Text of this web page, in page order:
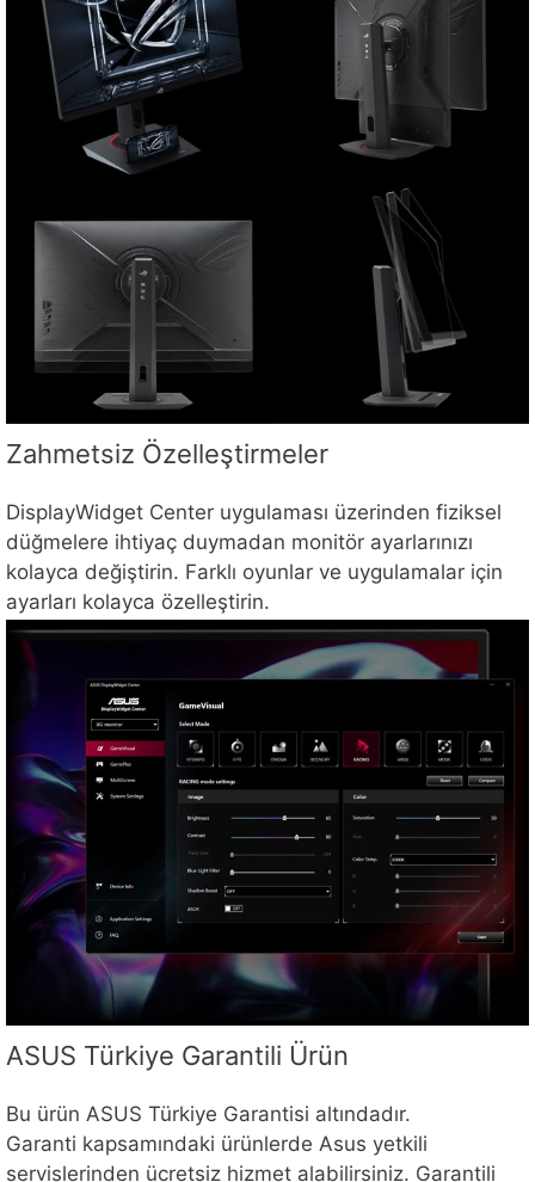
Zahmetsiz Özelleştirmeler
DisplayWidget Center uygulaması üzerinden fiziksel
düğmelere ihtiyaç duymadan monitör ayarlarınızı
kolayca değiştirin. Farklı oyunlar ve uygulamalar için
ayarları kolayca özelleştirin.
ASUS Türkiye Garantili Ürün
Bu ürün ASUS Türkiye Garantisi altındadır.
Garanti kapsamındaki ürünlerde Asus yetkili
servislerinden ücretsiz hizmet alabilirsiniz. Garantili